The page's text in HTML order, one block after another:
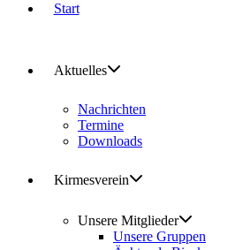
Start
Aktuelles
Nachrichten
Termine
Downloads
Kirmesverein
Unsere Mitglieder
Unsere Gruppen